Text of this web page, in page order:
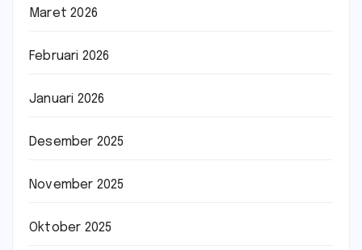
Maret 2026
Februari 2026
Januari 2026
Desember 2025
November 2025
Oktober 2025